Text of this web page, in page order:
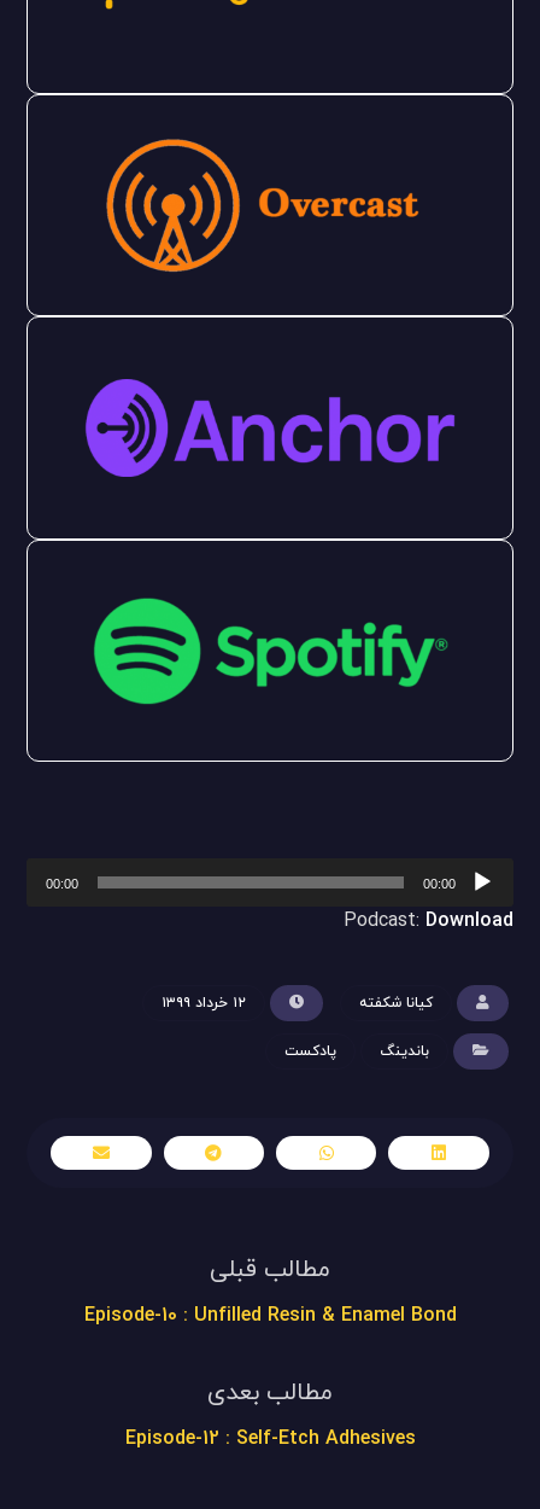
پخش‌کننده00:00
00:00
Podcast: Download
کیانا شکفته ۱۲ خرداد ۱۳۹۹
باندینگ پادکست
مطالب قبلی
Episode-10 : Unfilled Resin & Enamel Bond
مطالب بعدی
Episode-12 : Self-Etch Adhesives